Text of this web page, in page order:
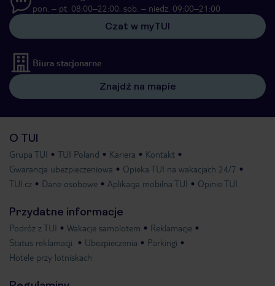
pon. – pt. 08:00–22:00, sob. – niedz. 09:00–21:00
Czat w myTUI
Biura stacjonarne
Znajdź na mapie
O TUI
Grupa TUI TUI Poland Kariera
Kontakt
Gwarancja ubezpieczeniowa
Opieka TUI na wakacjach 24/7
TUI.cz
Dane osobowe Aplikacja mobilna TUI Opinie TUI
Przydatne informacje
Podróż z TUI Wakacje samolotem
Reklamacje
Status reklamacji
Ubezpieczenia
Parkingi
Hotele przy lotniskach